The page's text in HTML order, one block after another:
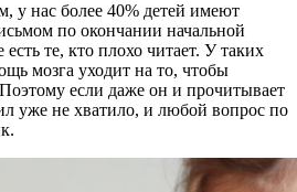
нас более 40% детей имеют
по окончании начальной
те, кто плохо читает. У таких
мозга уходит на то, чтобы
если даже он и прочитывает
уже не хватило, и любой вопрос по